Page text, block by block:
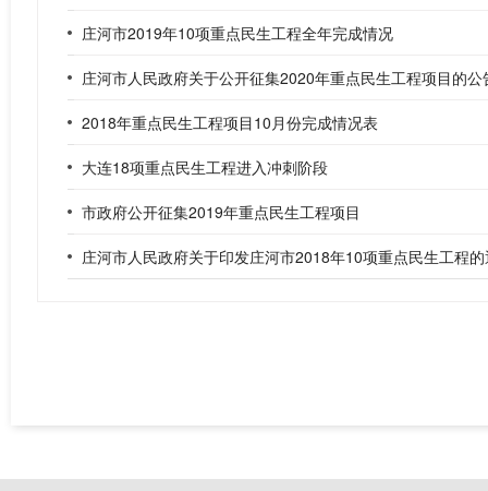
庄河市2019年10项重点民生工程全年完成情况
庄河市人民政府关于公开征集2020年重点民生工程项目的公
2018年重点民生工程项目10月份完成情况表
大连18项重点民生工程进入冲刺阶段
市政府公开征集2019年重点民生工程项目
庄河市人民政府关于印发庄河市2018年10项重点民生工程